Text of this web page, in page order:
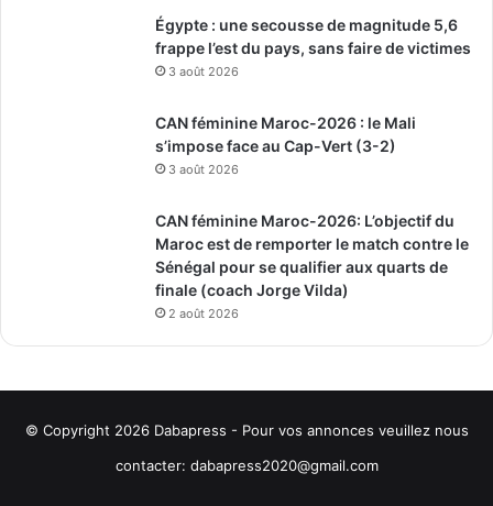
Égypte : une secousse de magnitude 5,6
frappe l’est du pays, sans faire de victimes
3 août 2026
CAN féminine Maroc-2026 : le Mali
s’impose face au Cap-Vert (3-2)
3 août 2026
CAN féminine Maroc-2026: L’objectif du
Maroc est de remporter le match contre le
Sénégal pour se qualifier aux quarts de
finale (coach Jorge Vilda)
2 août 2026
© Copyright 2026 Dabapress - Pour vos annonces veuillez nous
contacter: dabapress2020@gmail.com